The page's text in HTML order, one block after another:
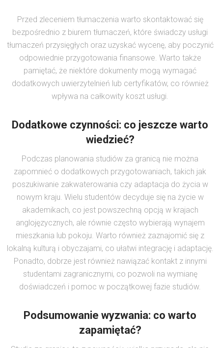
Przed zleceniem tłumaczenia warto skontaktować się
bezpośrednio z biurem tłumaczeń, które świadczy usługi
tłumaczeń przysięgłych oraz uzyskać wycenę, aby poczynić
odpowiednie przygotowania finansowe. Warto także
pamiętać, że niektóre dokumenty mogą wymagać
dodatkowych uwierzytelnień lub certyfikatów, co również
wpływa na całkowity koszt usługi.
Dodatkowe czynności: co jeszcze warto
wiedzieć?
Podczas planowania studiów za granicą nie można
zapomnieć o dodatkowych przygotowaniach, takich jak
poszukiwanie zakwaterowania czy adaptacja do życia w
nowym kraju. Wielu studentów decyduje się na życie w
akademikach, co jest powszechną opcją w krajach
anglojęzycznych, ale równie często wybierają wynajem
mieszkania lub pokoju. Warto również zaznajomić się z
lokalną kulturą i obyczajami, co ułatwi integrację i adaptację.
Ponadto, dobrze jest również nawiązać kontakt z innymi
studentami zagranicznymi, co pozwoli na wymianę
doświadczeń i pomoc w początkowej fazie studiów.
Podsumowanie wyzwania: co warto
zapamiętać?